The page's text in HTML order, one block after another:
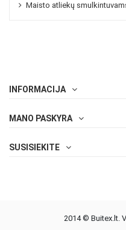
Maisto atliekų
INFORMACIJA
MANO PASKYRA
SUSISIEKITE
2014 © Buitex.lt.